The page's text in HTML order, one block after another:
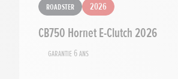
Roadster 2026
CB750 Hornet E-Clutch 2026
Garantie 6 ans